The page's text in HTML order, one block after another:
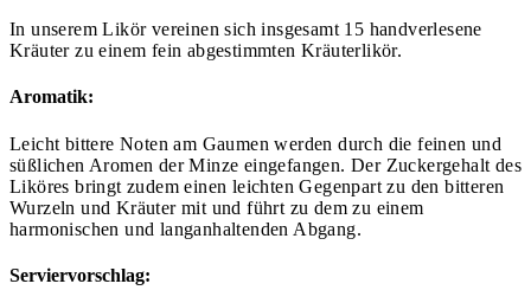
In unserem Likör vereinen sich insgesamt 15 handverlesene
Kräuter zu einem fein abgestimmten Kräuterlikör.
Aromatik:
Leicht bittere Noten am Gaumen werden durch die feinen und
süßlichen Aromen der Minze eingefangen. Der Zuckergehalt des
Liköres bringt zudem einen leichten Gegenpart zu den bitteren
Wurzeln und Kräuter mit und führt zu dem zu einem
harmonischen und langanhaltenden Abgang.
Serviervorschlag: